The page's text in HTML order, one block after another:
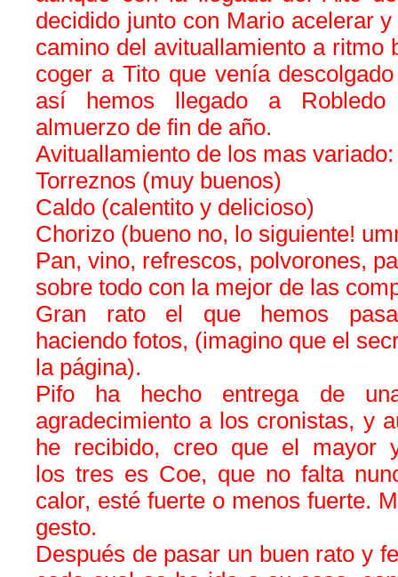
decidido junto con Mario acelerar
camino del avituallamiento a ritmo
coger a Tito que venía
así hemos llegado a
almuerzo de fin de año.
Avituallamiento de los mas variado:
Torreznos (muy buenos)
Caldo (calentito y delicioso)
Chorizo (bueno no, lo siguiente!
Pan, vino, refrescos, polvorones,
sobre todo con la mejor de las
Gran rato el que hemos
haciendo fotos, (imagino que el
la página).
Pifo ha hecho entrega de
agradecimiento a los cronistas, y
he recibido, creo que el mayor
los tres es Coe, que no falta
calor, esté fuerte o menos fuerte.
gesto.
Después de pasar un buen rato y